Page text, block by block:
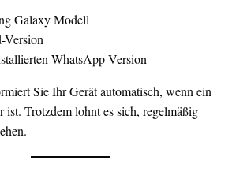
Galaxy Modell
Version
WhatsApp-Version
Sie Ihr Gerät automatisch, wenn ein
ist. Trotzdem lohnt es sich, regelmäßig